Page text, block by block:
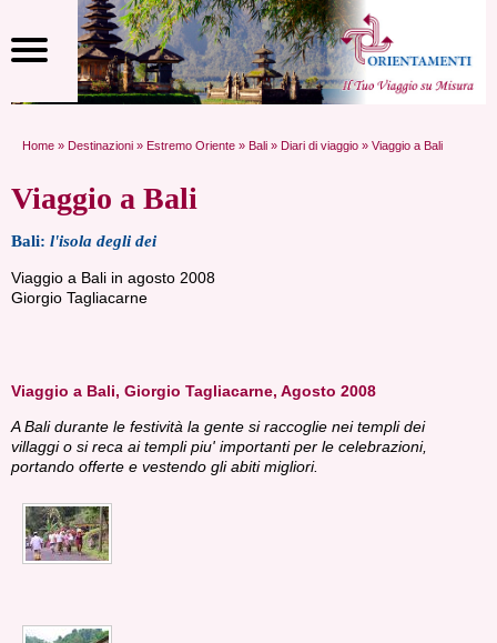
Home » Destinazioni » Estremo Oriente » Bali » Diari di viaggio » Viaggio a Bali
Viaggio a Bali
Bali: l'isola degli dei
Viaggio a Bali in agosto 2008
Giorgio Tagliacarne
Viaggio a Bali, Giorgio Tagliacarne, Agosto 2008
A Bali durante le festività la gente si raccoglie nei templi dei
villaggi o si reca ai templi piu' importanti per le celebrazioni,
portando offerte e vestendo gli abiti migliori.